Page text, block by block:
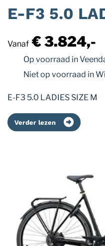
E-F3 5.0
Vanaf € 3.824,-
Op voorraad in
Niet op voorraad in
E-F3 5.0 LADIES SIZE M
Verder lezen